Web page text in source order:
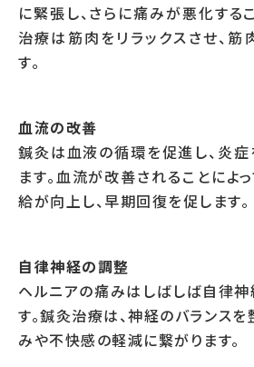
に緊張し、さらに痛みが悪化する
治療は筋肉をリラックスさせ、
す。
血流の改善
鍼灸は血液の循環を促進し、炎
ます。血流が改善されることによ
給が向上し、早期回復を促します。
自律神経の調整
ヘルニアの痛みはしばしば自律
す。鍼灸治療は、神経のバランスを
みや不快感の軽減に繋がります。